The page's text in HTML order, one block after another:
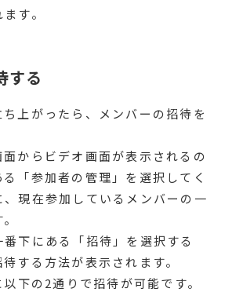
す。
する
上がったら、メンバーの招待を
からビデオ画面が表示されるの
「参加者の管理」を選択してく
現在参加しているメンバーの一
下にある「招待」を選択する
する方法が表示されます。
下の2通りで招待が可能です。